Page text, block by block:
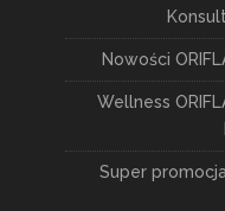
Nowości
Wellness
Super